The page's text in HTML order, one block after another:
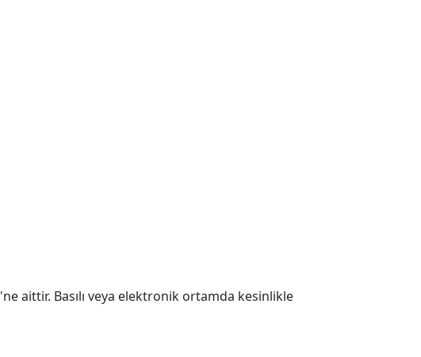
'ne aittir. Basılı veya elektronik ortamda kesinlikle